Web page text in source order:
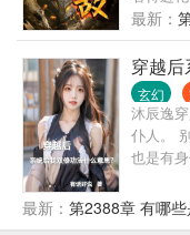
令得人
元揭开
敌。”叶
最新：
穿越后
玄幻
沐辰逸
仆人。
也是有
要苟的
要一路
最新： 第2388章 有哪